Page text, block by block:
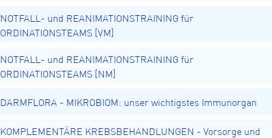
NOTFALL- und REANIMATIONSTRAINING für
ORDINATIONSTEAMS [VM]
NOTFALL- und REANIMATIONSTRAINING für
ORDINATIONSTEAMS [NM]
DARMFLORA - MIKROBIOM: unser wichtigstes Immunorgan
KOMPLEMENTÄRE KREBSBEHANDLUNGEN - Vorsorge und